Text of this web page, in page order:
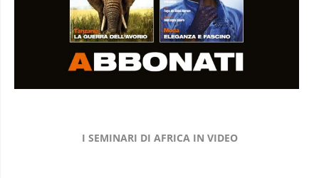
I SEMINARI DI AFRICA IN VIDEO